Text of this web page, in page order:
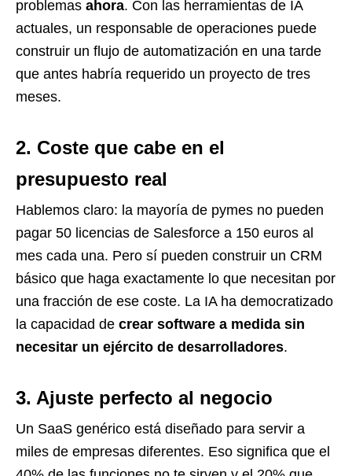
problemas ahora. Con las herramientas de IA
actuales, un responsable de operaciones puede
construir un flujo de automatización en una tarde
que antes habría requerido un proyecto de tres
meses.
2. Coste que cabe en el
presupuesto real
Hablemos claro: la mayoría de pymes no pueden
pagar 50 licencias de Salesforce a 150 euros al
mes cada una. Pero sí pueden construir un CRM
básico que haga exactamente lo que necesitan por
una fracción de ese coste. La IA ha democratizado
la capacidad de crear software a medida sin
necesitar un ejército de desarrolladores.
3. Ajuste perfecto al negocio
Un SaaS genérico está diseñado para servir a
miles de empresas diferentes. Eso significa que el